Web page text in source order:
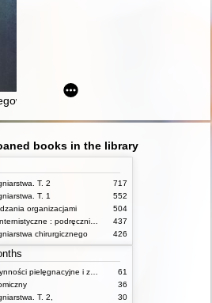
w polskich konstytucjach (1952 -
books in the library
T. 2
717
T. 1
552
organizacjami
504
437
chirurgicznego
426
61
36
T. 2,
30